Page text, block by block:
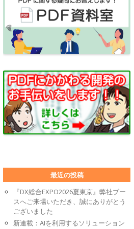
最近の投稿
『DX総合EXPO2026夏東京』弊社ブー
スへご来場いただき、誠にありがとう
ございました
新連載：AIを利用するソリューション